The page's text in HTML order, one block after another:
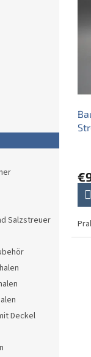
Salzstreuer
Deckel